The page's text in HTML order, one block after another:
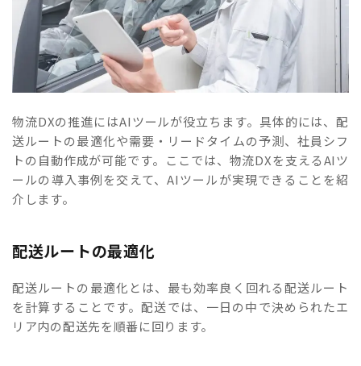
物流DXの推進にはAIツールが役立ちます。具体的には、配
送ルートの最適化や需要・リードタイムの予測、社員シフ
トの自動作成が可能です。ここでは、物流DXを支えるAIツ
ールの導入事例を交えて、AIツールが実現できることを紹
介します。
配送ルートの最適化
配送ルートの最適化とは、最も効率良く回れる配送ルート
を計算することです。配送では、一日の中で決められたエ
リア内の配送先を順番に回ります。